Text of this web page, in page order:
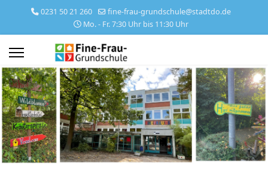
0231 50 21 260
fine-frau-grundschule@stadtdo.de
Mo. - Fr. 7:30 Uhr bis 11:30 Uhr